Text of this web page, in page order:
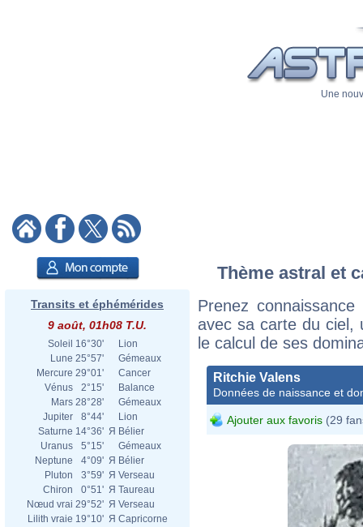
Une
Transits et éphémérides
9 août, 01h08 T.U.
Soleil 16°30'
Lion
Lune 25°57'
Gémeaux
Mercure 29°01'
Cancer
Vénus
2°15'
Balance
Mars 28°28'
Gémeaux
Jupiter
8°44'
Lion
Saturne 14°36' Я Bélier
Uranus
5°15'
Gémeaux
Neptune
4°09' Я Bélier
Pluton
3°59' Я Verseau
Chiron
0°51' Я Taureau
Nœud vrai 29°52' Я Verseau
Lilith vraie 19°10' Я Capricorne
Thème astral et
Prenez
avec sa carte du ciel,
le calcul de ses
Ritchie Valens
Données de naissance et
Ajouter aux favoris (29